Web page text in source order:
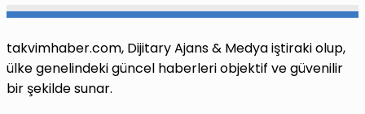
takvimhaber.com, Dijitary Ajans & Medya iştiraki olup,
ülke genelindeki güncel haberleri objektif ve güvenilir
bir şekilde sunar.